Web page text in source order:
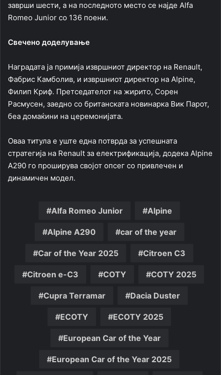
заврши шести, а на последното место се најде Alfa
Romeo Junior со 136 поени.
Свечено доделување
Наградата ја примија извршниот директор на Renault,
Фабрис Камболив, и извршниот директор на Alpine,
Филип Криф. Претседателот на жирито, Сорен
Расмусен, заедно со британската новинарка Вик Парот,
беа домаќини на церемонијата.
Оваа титула е уште една потврда за успешната
стратегија на Renault за електрификација, додека Alpine
A290 го проширува својот опсег со привлечен и
динамичен модел.
Alfa Romeo Junior Alpine
Alpine A290 car of the year
Car of the Year 2025 Citroen C3
Citroen e-C3 COTY COTY 2025
Cupra Terramar Dacia Duster
ECOTY ECOTY 2025
European Car of the Year
European Car of the Year 2025